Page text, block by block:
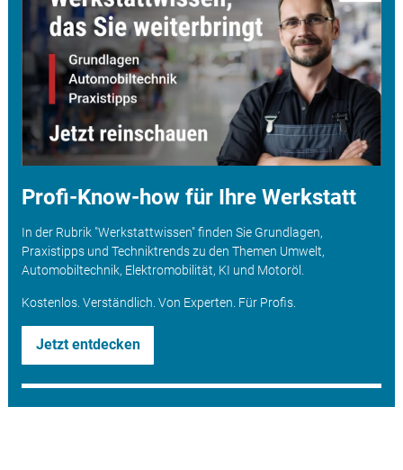
Profi-Know-how für Ihre Werkstatt
In der Rubrik "Werkstattwissen" finden Sie Grundlagen,
Praxistipps und Techniktrends zu den Themen Umwelt,
Automobiltechnik, Elektromobilität, KI und Motoröl.
Kostenlos. Verständlich. Von Experten. Für Profis.
Jetzt entdecken